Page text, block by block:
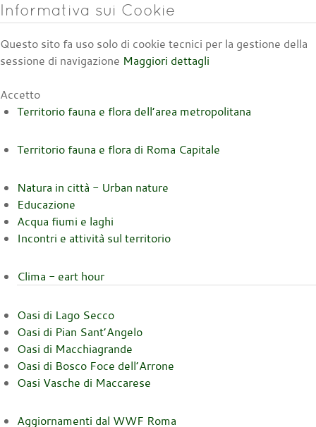
Informativa sui Cookie
Questo sito fa uso solo di cookie tecnici per la gestione della
sessione di navigazione Maggiori dettagli
Accetto
Territorio fauna e flora dell’area metropolitana
Territorio fauna e flora di Roma Capitale
Natura in città - Urban nature
Educazione
Acqua fiumi e laghi
Incontri e attività sul territorio
Clima - eart hour
Oasi di Lago Secco
Oasi di Pian Sant’Angelo
Oasi di Macchiagrande
Oasi di Bosco Foce dell’Arrone
Oasi Vasche di Maccarese
Aggiornamenti dal WWF Roma